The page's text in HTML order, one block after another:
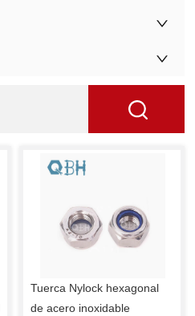
Tuerca Nylock hexagonal
de acero inoxidable